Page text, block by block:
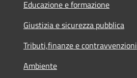
Educazione e formazione
Giustizia e sicurezza pubblica
Tributi,finanze e contravvenzioni
Ambiente